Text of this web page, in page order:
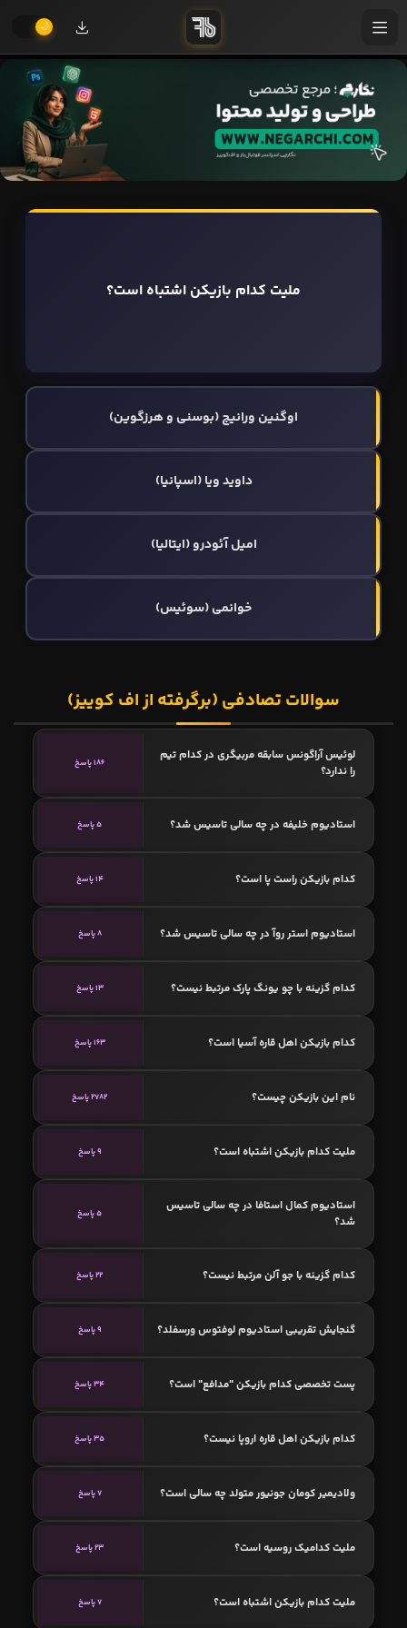
ملیت کدام بازیکن اشتباه است؟
اوگنین ورانیچ (بوسنی و هرزگوین)
داوید ویا (اسپانیا)
امیل آئودرو (ایتالیا)
خوانمی (سوئیس)
سوالات تصادفی (برگرفته از اف کوییز)
لوئیس آراگونس سابقه مربیگری در کدام تیم
را ندارد؟
186 پاسخ
استادیوم خلیفه در چه سالی تاسیس شد؟ 5 پاسخ
کدام بازیکن راست پا است؟ 14 پاسخ
استادیوم استر روآ در چه سالی تاسیس شد؟ 8 پاسخ
کدام گزینه با چو یونگ پارک مرتبط نیست؟ 13 پاسخ
کدام بازیکن اهل قاره آسیا است؟ 163 پاسخ
نام این بازیکن چیست؟ 2782 پاسخ
ملیت کدام بازیکن اشتباه است؟ 9 پاسخ
استادیوم کمال استافا در چه سالی تاسیس
شد؟
5 پاسخ
کدام گزینه با جو آلن مرتبط نیست؟ 22 پاسخ
گنجایش تقریبی استادیوم لوفتوس ورسفلد؟ 9 پاسخ
پست تخصصی کدام بازیکن "مدافع" است؟ 34 پاسخ
کدام بازیکن اهل قاره اروپا نیست؟ 35 پاسخ
ولادیمیر کومان جونیور متولد چه سالی است؟ 7 پاسخ
ملیت کدامیک روسیه است؟ 23 پاسخ
ملیت کدام بازیکن اشتباه است؟ 7 پاسخ